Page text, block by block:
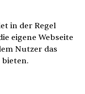
in der Regel
eigene Webseite
Nutzer das